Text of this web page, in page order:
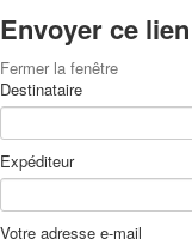
Envoyer ce
Fermer la fenêtre
Destinataire
Expéditeur
Votre adresse e-mail